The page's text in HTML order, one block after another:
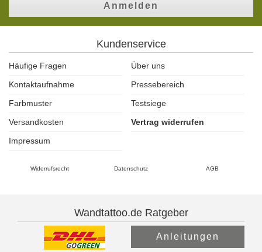
Anmelden
Kundenservice
Häufige Fragen
Über uns
Kontaktaufnahme
Pressebereich
Farbmuster
Testsiege
Versandkosten
Vertrag widerrufen
Impressum
Widerrufsrecht Datenschutz AGB
Wandtattoo.de Ratgeber
Anleitungen